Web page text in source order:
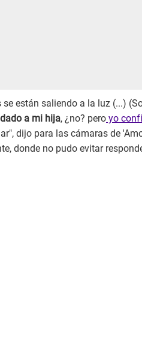
están saliendo a la luz (...)
a mi hija, ¿no? pero yo
dijo para las cámaras de
donde no pudo evitar